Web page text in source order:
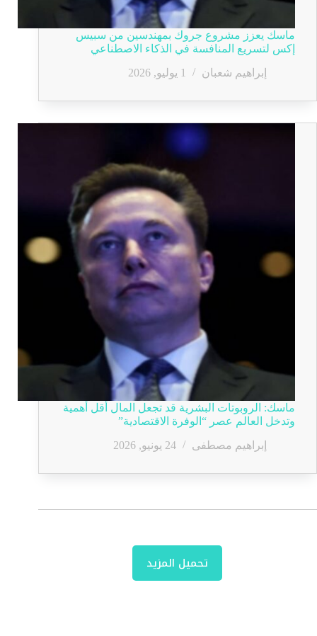
ماسك يعزز مشروع جروك بمهندسين من سبيس
إكس لتسريع المنافسة في الذكاء الاصطناعي
إبراهيم شعبان
1 يوليو, 2026
ماسك: الروبوتات البشرية قد تجعل المال أقل أهمية
وتدخل العالم عصر “الوفرة الاقتصادية”
إبراهيم مصطفى
24 يونيو, 2026
تحميل المزيد